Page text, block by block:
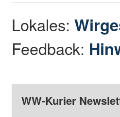
Lokales:
Feedback:
WW-Kurier